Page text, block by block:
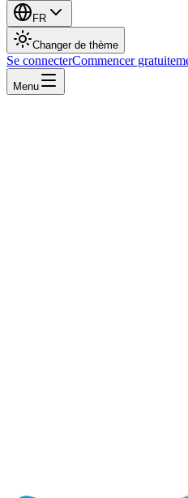
FR
Changer de thème
Se connecterCommencer
Menu